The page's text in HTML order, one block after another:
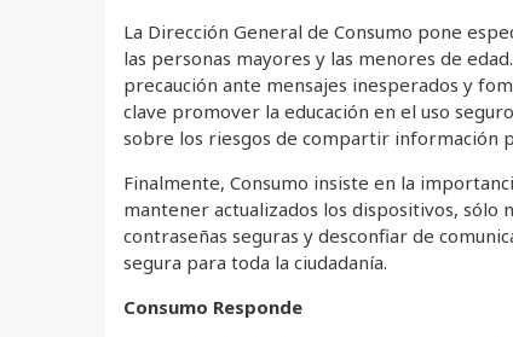
La Dirección General de Consumo pone
las personas mayores y las menores de
precaución ante mensajes inesperados y
clave promover la educación en el uso
sobre los riesgos de compartir información
Finalmente, Consumo insiste en la
mantener actualizados los dispositivos,
contraseñas seguras y desconfiar de
segura para toda la ciudadanía.
Consumo Responde